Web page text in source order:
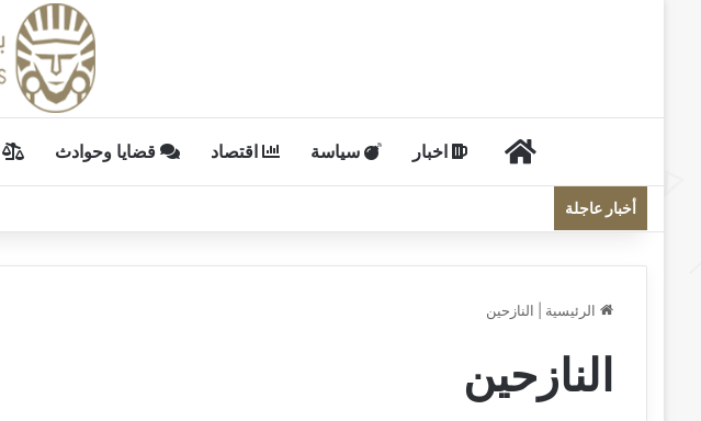
الرئيسيةاخبار سياسة اقتصاد قضايا وحوادث
أخبار عاجلة
الرئيسية النازحين
النازحين